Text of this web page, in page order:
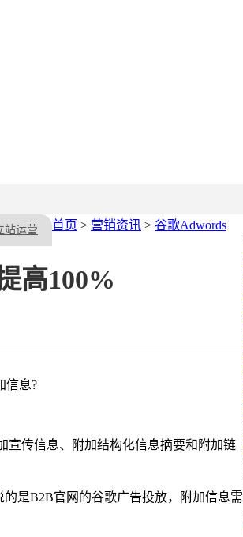
站运营 首页 > 营销资讯 > 谷歌Adwords
高100%
信息?
宣传信息、附加结构化信息摘要和附加链
是B2B官网的谷歌广告投放，附加信息需